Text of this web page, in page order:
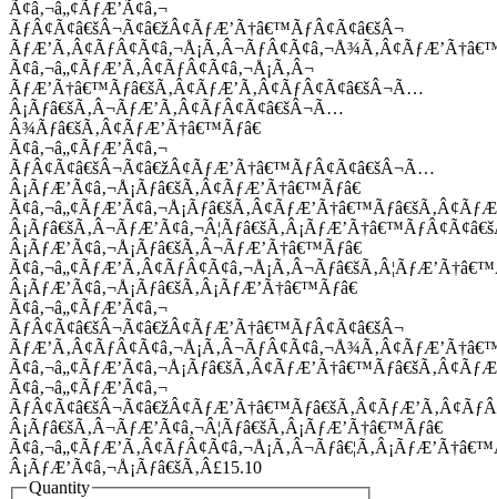
Ã¢â‚¬â„¢ÃƒÆ’Ã¢â‚¬
ÃƒÂ¢Ã¢â€šÂ¬Ã¢â€žÂ¢ÃƒÆ’Ã†â€™ÃƒÂ¢Ã¢â€šÂ¬
Ã¢â‚¬â„¢ÃƒÆ’Ã‚Â¢ÃƒÂ¢Ã¢â‚¬Å¡Ã‚Â¬
ÃƒÆ’Ã†â€™Ãƒâ€šÃ‚Â¢ÃƒÆ’Ã‚Â¢ÃƒÂ¢Ã¢â€šÂ¬Ã…
Â¡Ãƒâ€šÃ‚Â¬ÃƒÆ’Ã‚Â¢ÃƒÂ¢Ã¢â€šÂ¬Ã…
Â¾Ãƒâ€šÃ‚Â¢ÃƒÆ’Ã†â€™Ãƒâ€
Ã¢â‚¬â„¢ÃƒÆ’Ã¢â‚¬
ÃƒÂ¢Ã¢â€šÂ¬Ã¢â€žÂ¢ÃƒÆ’Ã†â€™ÃƒÂ¢Ã¢â€šÂ¬Ã…
Â¡ÃƒÆ’Ã¢â‚¬Å¡Ãƒâ€šÃ‚Â¢ÃƒÆ’Ã†â€™Ãƒâ€
Â¡ÃƒÆ’Ã¢â‚¬Å¡Ãƒâ€šÃ‚Â¬ÃƒÆ’Ã†â€™Ãƒâ€
Â¡ÃƒÆ’Ã¢â‚¬Å¡Ãƒâ€šÃ‚Â¡ÃƒÆ’Ã†â€™Ãƒâ€
Ã¢â‚¬â„¢ÃƒÆ’Ã¢â‚¬
ÃƒÂ¢Ã¢â€šÂ¬Ã¢â€žÂ¢ÃƒÆ’Ã†â€™ÃƒÂ¢Ã¢â€šÂ¬
Ã¢â‚¬â„¢ÃƒÆ’Ã¢â‚¬
Â¡Ãƒâ€šÃ‚Â¬ÃƒÆ’Ã¢â‚¬Â¦Ãƒâ€šÃ‚Â¡ÃƒÆ’Ã†â€™Ãƒâ€
Â¡ÃƒÆ’Ã¢â‚¬Å¡Ãƒâ€šÃ‚Â£15.10
Quantity